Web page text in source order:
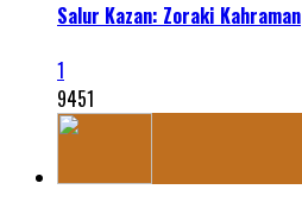
Salur Kazan: Zoraki Kahraman
1
9451